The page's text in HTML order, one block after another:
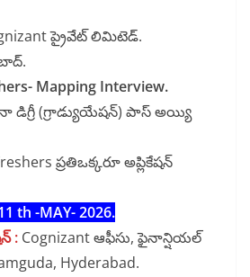
ప్రైవేట్ లిమిటెడ్.
Mapping Interview.
డిగ్రీ (గ్రాడ్యుయేషన్) పాస్ అయ్యి
ప్రతిఒక్కరూ అప్లికేషన్
th -MAY- 2026.
: Cognizant ఆఫీసు, ఫైనాన్షియల్
Hyderabad.